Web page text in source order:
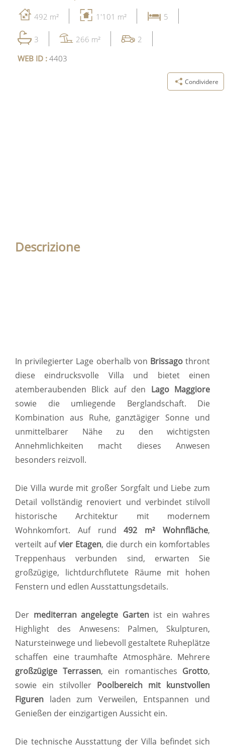
492 m² 1'101 m² 5
3 266 m²
2
WEB ID : 4403
Condividere
Descrizione
In privilegierter Lage oberhalb von Brissagothront
diese eindrucksvolle Villa und bietet einen
atemberaubenden Blick auf den Lago Maggiore
sowie die umliegende Berglandschaft. Die
Kombination aus Ruhe, ganztägiger Sonne und
unmittelbarer Nähe zu den wichtigsten
Annehmlichkeiten macht dieses Anwesen
besonders reizvoll.
Die Villa wurde mit großer Sorgfalt und Liebe zum
Detail vollständig renoviert und verbindet stilvoll
historische Architektur mit modernem
Wohnkomfort. Auf rund492 m² Wohnfläche,
verteilt aufvier Etagen, die durch ein komfortables
Treppenhaus verbunden sind, erwarten Sie
großzügige, lichtdurchflutete Räume mit hohen
Fenstern und edlen Ausstattungsdetails.
Der mediterran angelegte Gartenist ein wahres
Highlight des Anwesens: Palmen, Skulpturen,
Natursteinwege und liebevoll gestaltete Ruheplätze
schaffen eine traumhafte Atmosphäre. Mehrere
großzügige Terrassen, ein romantisches Grotto,
sowie ein stilvoller Poolbereich mit kunstvollen
Figuren laden zum Verweilen, Entspannen und
Genießen der einzigartigen Aussicht ein.
Die technische Ausstattung der Villa befindet sich